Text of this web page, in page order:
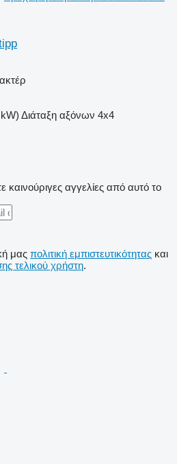
Διάταξη αξόνων 4x4
καινούριγες αγγελίες από αυτό το
μας πολιτική εμπιστευτικότητας και
τελικού χρήστη.